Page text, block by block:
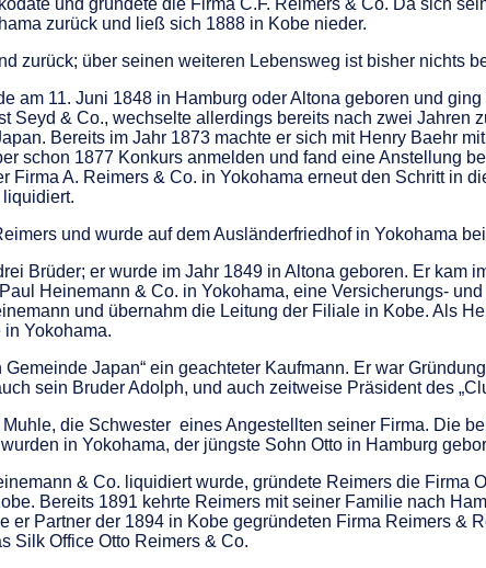
und gründete die Firma C.F. Reimers & Co. Da sich
zurück und ließ sich 1888 in Kobe nieder.
zurück; über seinen weiteren Lebensweg ist bisher nichts
am 11. Juni 1848 in Hamburg oder Altona geboren und
Seyd & Co., wechselte allerdings bereits nach zwei Jahren
Bereits im Jahr 1873 machte er sich mit Henry Baehr
schon 1877 Konkurs anmelden und fand eine Anstellung
Firma A. Reimers & Co. in Yokohama erneut den Schritt in
und wurde auf dem Ausländerfriedhof in Yokohama
Brüder; er wurde im Jahr 1849 in Altona geboren. Er kam
Heinemann & Co. in Yokohama, eine Versicherungs-
und übernahm die Leitung der Filiale in Kobe. Als
Yokohama.
Japan“ ein geachteter Kaufmann. Er war
sein Bruder Adolph, und auch zeitweise Präsident des
die Schwester eines Angestellten seiner Firma. Die
in Yokohama, der jüngste Sohn Otto in Hamburg
& Co. liquidiert wurde, gründete Reimers die Firma
Bereits 1891 kehrte Reimers mit seiner Familie nach
er Partner der 1894 in Kobe gegründeten Firma Reimers &
Silk Office Otto Reimers & Co.